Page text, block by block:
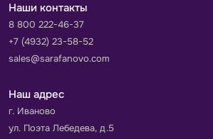
Наши контакты
8 800 222-46-37
+7 (4932) 23-58-52
sales@sarafanovo.com
Наш адрес
г. Иваново
ул. Поэта Лебедева, д.5